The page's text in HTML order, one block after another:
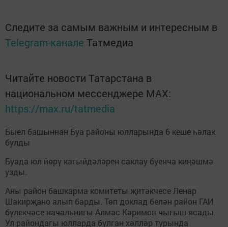
Следите за самым важным и интересным в
Telegram-канале Татмедиа
Читайте новости Татарстана в
национальном мессенджере MАХ:
https://max.ru/tatmedia
Быел башыннан Буа районы юлларында 6 кеше һәлак
булды
Буада юл йөрү кагыйдәләрен саклау буенча киңәшмә
узды.
Аны район башкарма комитеты җитәкчесе Ленар
Шакирҗано алып барды. Төп доклад белән район ГАИ
бүлекчәсе начальнигы Алмас Кәримов чыгыш ясады.
Ул райондагы юлларда булган хәлләр турында